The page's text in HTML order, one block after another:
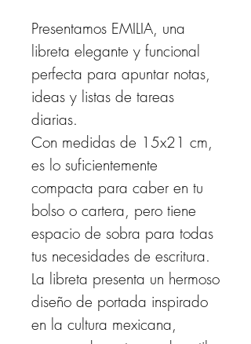
Presentamos EMILIA, una
libreta elegante y funcional
perfecta para apuntar notas,
ideas y listas de tareas
diarias.
Con medidas de 15x21 cm,
es lo suficientemente
compacta para caber en tu
bolso o cartera, pero tiene
espacio de sobra para todas
tus necesidades de escritura.
La libreta presenta un hermoso
diseño de portada inspirado
en la cultura mexicana,